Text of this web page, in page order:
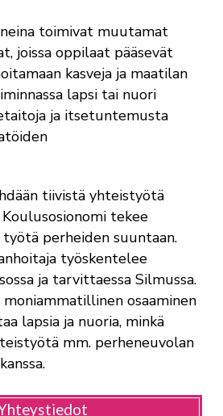
toimivat muutamat
joissa oppilaat pääsevät
kasveja ja maatilan
lapsi tai nuori
ja itsetuntemusta
tiivistä yhteistyötä
tekee
perheiden suuntaan.
työskentelee
ja tarvittaessa Silmussa.
moniammatillinen osaaminen
lapsia ja nuoria, minkä
mm. perheneuvolan